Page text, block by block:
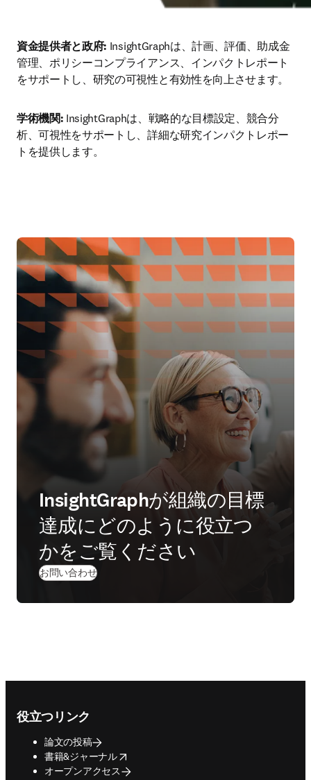
資金提供者と政府: InsightGraphは、計画、評価、助成金
管理、ポリシーコンプライアンス、インパクトレポート
をサポートし、研究の可視性と有効性を向上させます。
学術機関: InsightGraphは、戦略的な目標設定、競合分
析、可視性をサポートし、詳細な研究インパクトレポー
トを提供します。
InsightGraphが組織の目標
達成にどのように役立つ
かをご覧ください
お問い合わせ
役立つリンク
論文の投稿
書籍&ジャーナル
opens in new tab/window
オープンアクセス